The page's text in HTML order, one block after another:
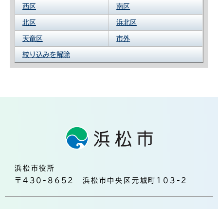
西区 南区
北区 浜北区
天竜区 市外
絞り込みを解除
浜松市役所
〒430-8652 浜松市中央区元城町103-2